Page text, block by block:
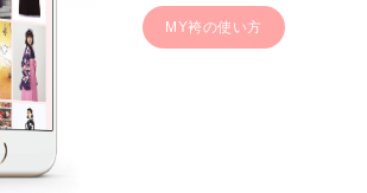
MY袴の使い方